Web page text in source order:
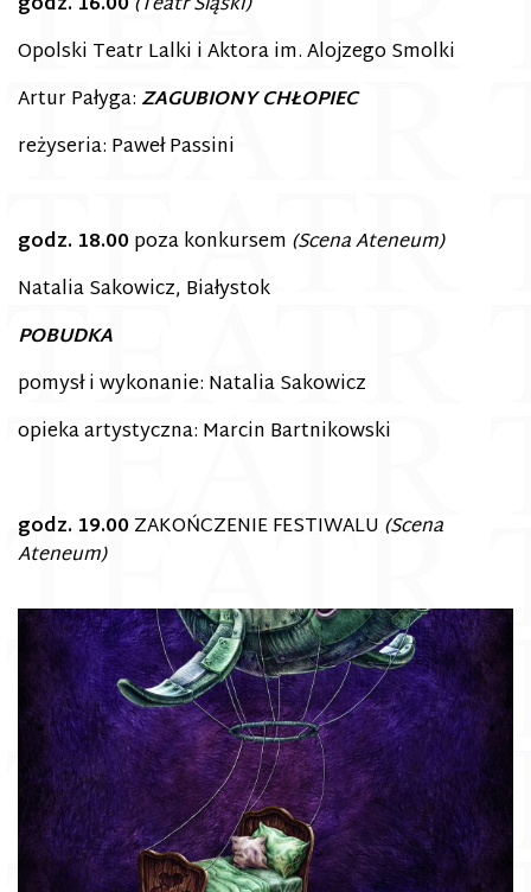
Opolski Teatr Lalki i Aktora im. Alojzego Smolki
Artur Pałyga: ZAGUBIONY CHŁOPIEC
reżyseria: Paweł Passini
godz. 18.00poza konkursem (Scena Ateneum)
Natalia Sakowicz, Białystok
POBUDKA
pomysł i wykonanie: Natalia Sakowicz
opieka artystyczna: Marcin Bartnikowski
godz. 19.00ZAKOŃCZENIE FESTIWALU (Scena
Ateneum)